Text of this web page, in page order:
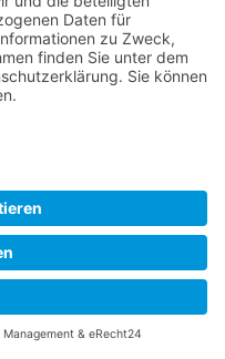
Taunus Kreis